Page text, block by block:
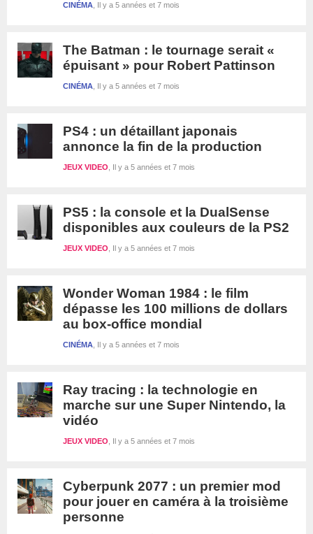
Il y a 5 années et 7 mois
CINÉMA
The Batman : le tournage serait «
épuisant » pour Robert Pattinson
Il y a 5 années et 7 mois
CINÉMA
PS4 : un détaillant japonais
annonce la fin de la production
Il y a 5 années et 7 mois
JEUX VIDEO
PS5 : la console et la DualSense
disponibles aux couleurs de la PS2
Il y a 5 années et 7 mois
JEUX VIDEO
Wonder Woman 1984 : le film
dépasse les 100 millions de dollars
au box-office mondial
Il y a 5 années et 7 mois
CINÉMA
Ray tracing : la technologie en
marche sur une Super Nintendo, la
vidéo
Il y a 5 années et 7 mois
JEUX VIDEO
Cyberpunk 2077 : un premier mod
pour jouer en caméra à la troisième
personne